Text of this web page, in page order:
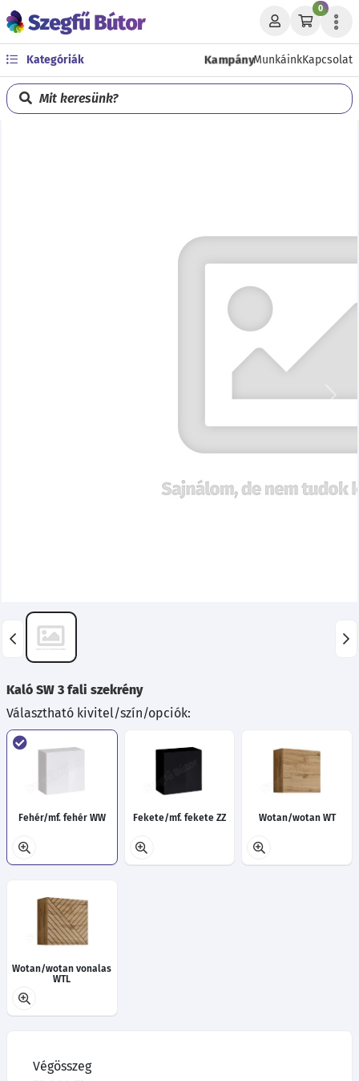
0
Kategóriák KampányMunkáinkKapcsolat
Mit keresünk?
Kaló SW 3 fali szekrény
Választható kivitel/szín/opciók:
Fehér/mf. fehér WW Fekete/mf. fekete ZZ Wotan/wotan WT
Wotan/wotan vonalas
WTL
Végösszeg